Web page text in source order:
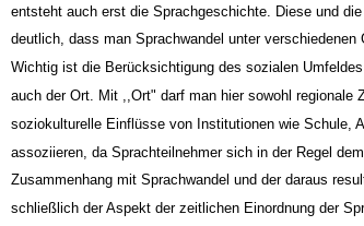
entsteht auch erst die Sprachgeschichte. Diese und
deutlich, dass man Sprachwandel unter
Wichtig ist die Berücksichtigung des sozialen
auch der Ort. Mit ,,Ort" darf man hier sowohl regionale
soziokulturelle Einflüsse von Institutionen wie Schule,
assoziieren, da Sprachteilnehmer sich in der Regel
Zusammenhang mit Sprachwandel und der daraus
schließlich der Aspekt der zeitlichen Einordnung der